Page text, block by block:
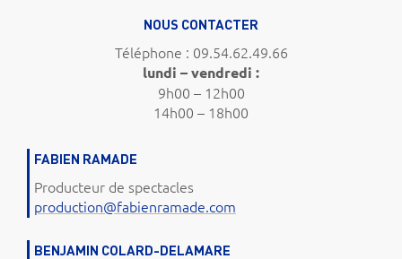
NOUS CONTACTER
Téléphone : 09.54.62.49.66
lundi – vendredi :
9h00 – 12h00
14h00 – 18h00
FABIEN RAMADE
Producteur de spectacles
production@fabienramade.com
BENJAMIN COLARD-DELAMARE